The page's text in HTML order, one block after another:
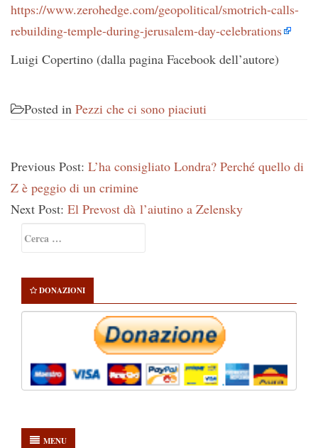
https://www.zerohedge.com/geopolitical/smotrich-calls-
rebuilding-temple-during-jerusalem-day-celebrations
Luigi Copertino (dalla pagina Facebook dell’autore)
Posted in Pezzi che ci sono piaciuti
Previous Post: L’ha consigliato Londra? Perché quello di
Z è peggio di un crimine
Next Post: El Prevost dà l’aiutino a Zelensky
Sidebar
per:
DONAZIONI
MENU